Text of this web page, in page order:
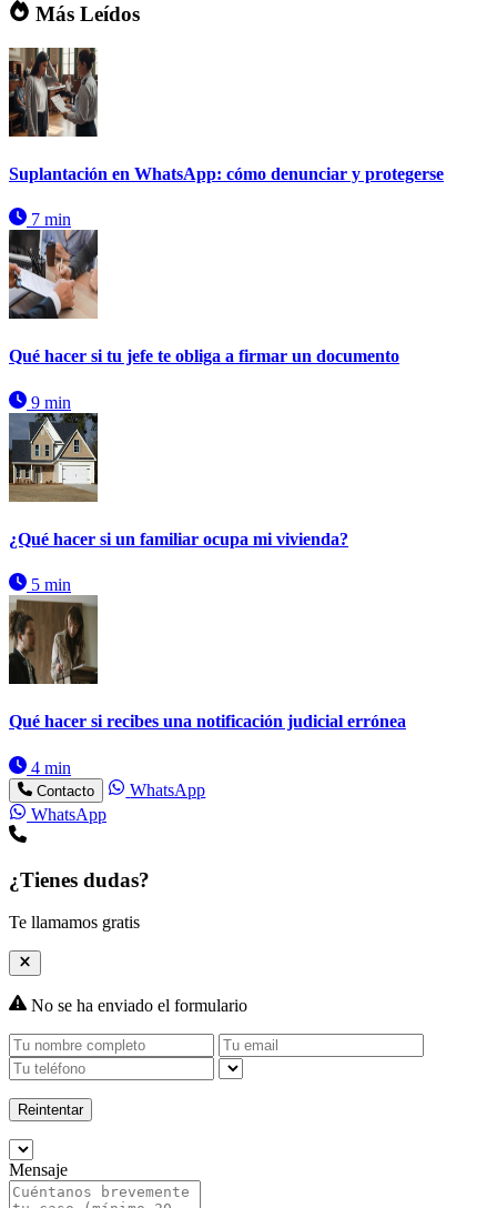
Más Leídos
Suplantación en WhatsApp: cómo denunciar y protegerse
7 min
Qué hacer si tu jefe te obliga a firmar un documento
9 min
¿Qué hacer si un familiar ocupa mi vivienda?
5 min
Qué hacer si recibes una notificación judicial errónea
4 min
Contacto
WhatsApp
WhatsApp
¿Tienes dudas?
Te llamamos gratis
No se ha enviado el formulario
Reintentar
Mensaje